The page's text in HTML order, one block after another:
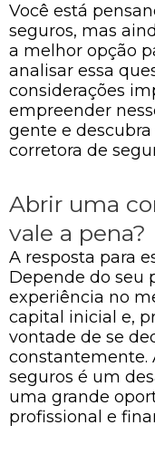
Você está
seguros, mas
a melhor opção
analisar essa
considerações
empreender
gente e
corretora de
Abrir uma
vale a pena?
A resposta para
Depende do seu
experiência no
capital inicial e,
vontade de se
constantemente.
seguros é um
uma grande
profissional e